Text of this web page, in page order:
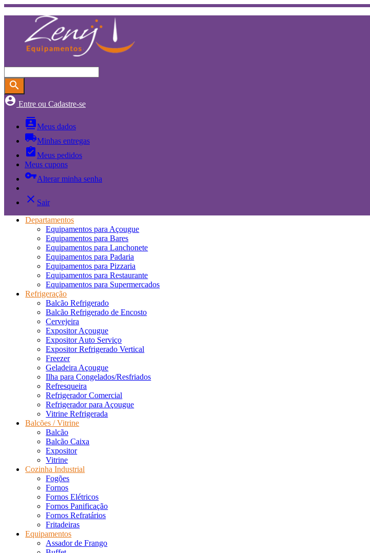
search
account_circle Entre ou Cadastre-se
contactsMeus dados
local_shippingMinhas entregas
assignment_turned_inMeus pedidos
Meus cupons
vpn_keyAlterar minha senha
close Sair
Departamentos
Equipamentos para Açougue
Equipamentos para Bares
Equipamentos para Lanchonete
Equipamentos para Padaria
Equipamentos para Pizzaria
Equipamentos para Restaurante
Equipamentos para Supermercados
Refrigeração
Balcão Refrigerado
Balcão Refrigerado de Encosto
Cervejeira
Expositor Açougue
Expositor Auto Serviço
Expositor Refrigerado Vertical
Freezer
Geladeira Açougue
Ilha para Congelados/Resfriados
Refresqueira
Refrigerador Comercial
Refrigerador para Açougue
Vitrine Refrigerada
Balcões / Vitrine
Balcão
Balcão Caixa
Expositor
Vitrine
Cozinha Industrial
Fogões
Fornos
Fornos Elétricos
Fornos Panificação
Fornos Refratários
Fritadeiras
Equipamentos
Assador de Frango